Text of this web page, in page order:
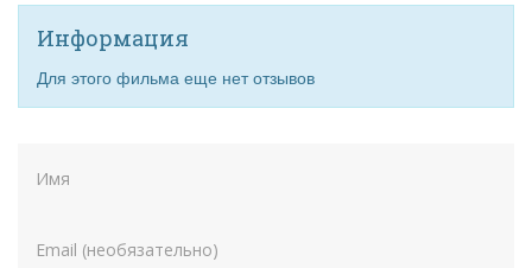
Информация
Для этого фильма еще нет отзывов